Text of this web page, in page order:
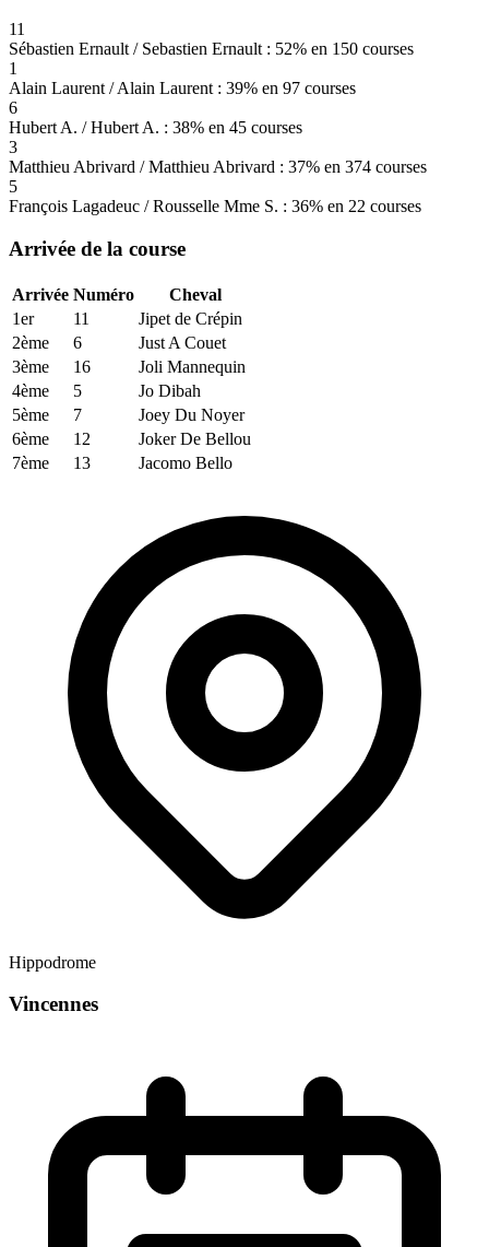
11
Sébastien Ernault / Sebastien Ernault : 52% en 150 courses
1
Alain Laurent / Alain Laurent : 39% en 97 courses
6
Hubert A. / Hubert A. : 38% en 45 courses
3
Matthieu Abrivard / Matthieu Abrivard : 37% en 374 courses
5
François Lagadeuc / Rousselle Mme S. : 36% en 22 courses
Arrivée de la course
Arrivée Numéro
Cheval
1er
11
Jipet de Crépin
2ème
6
Just A Couet
3ème
16
Joli Mannequin
4ème
5
Jo Dibah
5ème
7
Joey Du Noyer
6ème
12
Joker De Bellou
7ème
13 Jacomo Bello
Hippodrome
Vincennes